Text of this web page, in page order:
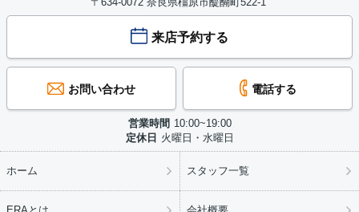
来店予約する
お問い合わせ 電話する
営業時間 10:00~19:00
定休日 火曜日・水曜日
ホーム スタッフ一覧